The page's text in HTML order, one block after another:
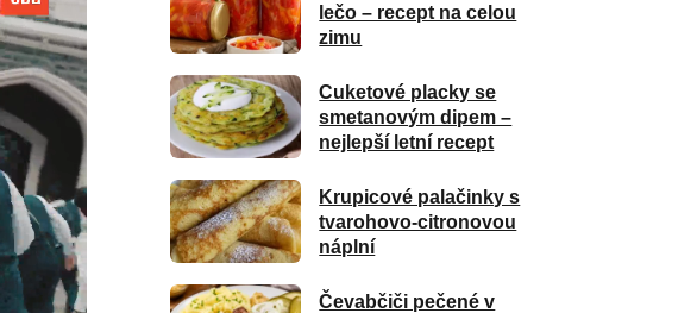
lečo – recept na celou
zimu
Cuketové placky se
smetanovým dipem –
nejlepší letní recept
Krupicové palačinky s
tvarohovo-citronovou
náplní
Čevabčiči pečené v